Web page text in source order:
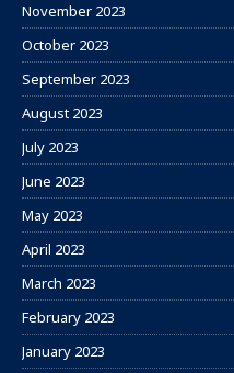
November 2023
October 2023
September 2023
August 2023
July 2023
June 2023
May 2023
April 2023
March 2023
February 2023
January 2023